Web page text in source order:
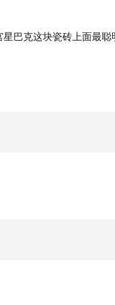
Brazil
(Tania
巴克这块瓷砖上面最聪